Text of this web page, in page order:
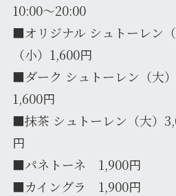
10:00～20:00
■オリジナル シュトーレン
（小）1,600円
■ダーク シュトーレン（大
1,600円
■抹茶 シュトーレン（大）
円
■パネトーネ 1,900円
■カイングラ 1,900円